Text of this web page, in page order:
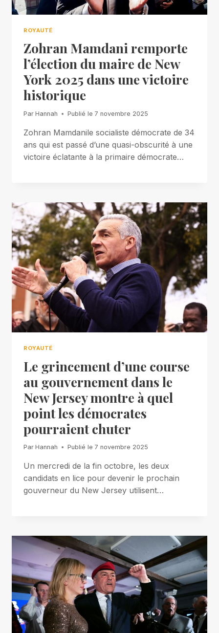
ROYAUTÉ
Zohran Mamdani remporte
l’élection du maire de New
York 2025 dans une victoire
historique
Par Hannah Publié le 7 novembre 2025
Zohran Mamdanile socialiste démocrate de 34
ans qui est passé d’une quasi-obscurité à une
victoire éclatante à la primaire démocrate…
ROYAUTÉ
Le grincement d’une course
au gouvernement dans le
New Jersey montre à quel
point les démocrates
pourraient chuter
Par Hannah Publié le 7 novembre 2025
Un mercredi de la fin octobre, les deux
candidats en lice pour devenir le prochain
gouverneur du New Jersey utilisent…